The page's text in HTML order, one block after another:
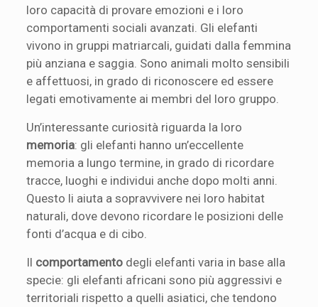
loro capacità di provare emozioni e i loro
comportamenti sociali avanzati. Gli elefanti
vivono in gruppi matriarcali, guidati dalla femmina
più anziana e saggia. Sono animali molto sensibili
e affettuosi, in grado di riconoscere ed essere
legati emotivamente ai membri del loro gruppo.
Un’interessante curiosità riguarda la loro
memoria: gli elefanti hanno un’eccellente
memoria a lungo termine, in grado di ricordare
tracce, luoghi e individui anche dopo molti anni.
Questo li aiuta a sopravvivere nei loro habitat
naturali, dove devono ricordare le posizioni delle
fonti d’acqua e di cibo.
Il comportamento degli elefanti varia in base alla
specie: gli elefanti africani sono più aggressivi e
territoriali rispetto a quelli asiatici, che tendono